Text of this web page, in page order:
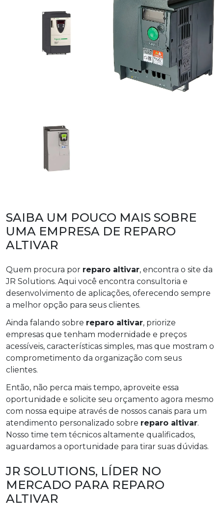
SAIBA UM POUCO MAIS SOBRE
UMA EMPRESA DE REPARO
ALTIVAR
Quem procura por reparo altivar, encontra o site da
JR Solutions. Aqui você encontra consultoria e
desenvolvimento de aplicações, oferecendo sempre
a melhor opção para seus clientes.
Ainda falando sobre reparo altivar, priorize
empresas que tenham modernidade e preços
acessíveis, características simples, mas que mostram o
comprometimento da organização com seus
clientes.
Então, não perca mais tempo, aproveite essa
oportunidade e solicite seu orçamento agora mesmo
com nossa equipe através de nossos canais para um
atendimento personalizado sobre reparo altivar.
Nosso time tem técnicos altamente qualificados,
aguardamos a oportunidade para tirar suas dúvidas.
JR SOLUTIONS, LÍDER NO
MERCADO PARA REPARO
ALTIVAR